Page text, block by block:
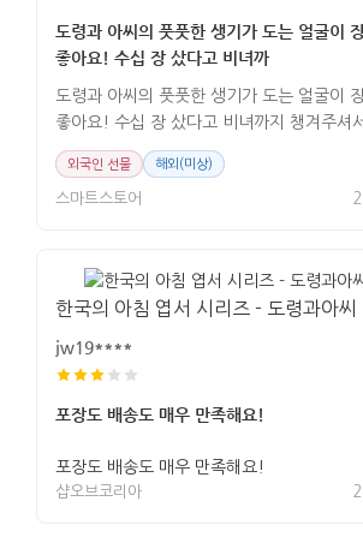
도령과 아씨의 풋풋한 생기가 도는 얼굴이
좋아요! 수십 장 샀다고 비녀까
도령과 아씨의 풋풋한 생기가 도는 얼굴이
좋아요! 수십 장 샀다고 비녀까지 챙겨주셔
외국인 선물 해외(미상)
스마트스토어
한국의 아침 엽서 시리즈 - 도령과아씨
jw19****
포장도 배송도 매우 만족해요!
포장도 배송도 매우 만족해요!
샵오브코리아